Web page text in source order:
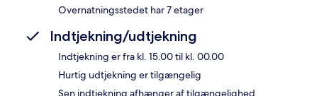
Overnatningsstedet har 7 etager
Indtjekning/udtjekning
Indtjekning er fra kl. 15.00 til kl. 00.00
Hurtig udtjekning er tilgængelig
Sen indtjekning afhænger af tilgængelighed